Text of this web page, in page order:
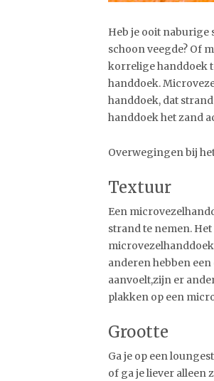
Heb je ooit
schoon veegde? Of
korrelige handdoek
handdoek.
handdoek, dat
handdoek het zand
Overwegingen bij
Textuur
Een
strand te nemen.
anderen hebben
aanvoelt,zijn er
plakken op een
Grootte
Ga je op een
of ga je liever alleen